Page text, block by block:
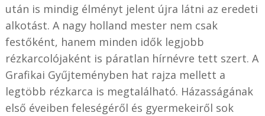
után is mindig élményt jelent újra látni az eredeti
alkotást. A nagy holland mester nem csak
festőként, hanem minden idők legjobb
rézkarcolójaként is páratlan hírnévre tett szert. A
Grafikai Gyűjteményben hat rajza mellett a
legtöbb rézkarca is megtalálható. Házasságának
első éveiben feleségéről és gyermekeiről sok